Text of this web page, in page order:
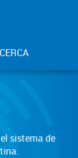
sistema de